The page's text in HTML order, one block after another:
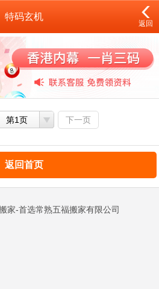
特码玄机
返回
第1页 下一页
返回首页
家-首选常熟五福搬家有限公司